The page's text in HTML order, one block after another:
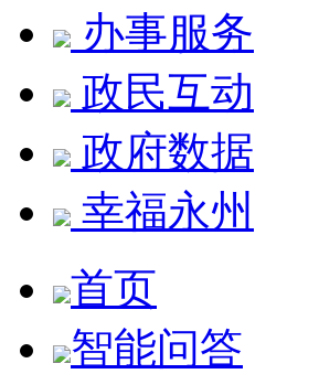
办事服务
政民互动
政府数据
幸福永州
首页
智能问答